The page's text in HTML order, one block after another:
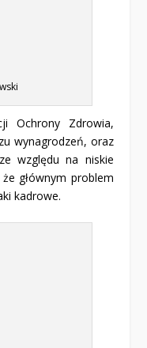
Ochrony Zdrowia,
wynagrodzeń, oraz
względu na niskie
głównym problem
kadrowe.